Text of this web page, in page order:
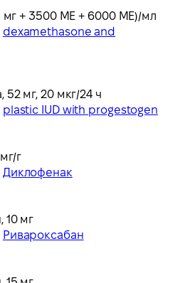
мг + 3500 МЕ + 6000 МЕ)/мл
dexamethasone and
52 мг, 20 мкг/24 ч
plastic IUD with progestogen
г
Диклофенак
10 мг
Ривароксабан